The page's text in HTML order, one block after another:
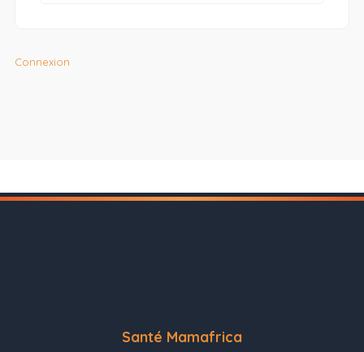
Connexion
Santé Mamafrica